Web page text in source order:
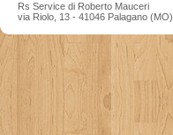
Rs Service di Roberto Mauceri
via Riolo, 13 - 41046 Palagano (MO)